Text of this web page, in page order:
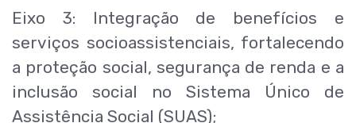
Eixo 3: Integração de benefícios e
serviços socioassistenciais, fortalecendo
a proteção social, segurança de renda e a
inclusão social no Sistema Único de
Assistência Social (SUAS);